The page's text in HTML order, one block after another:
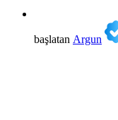
başlatan Argun